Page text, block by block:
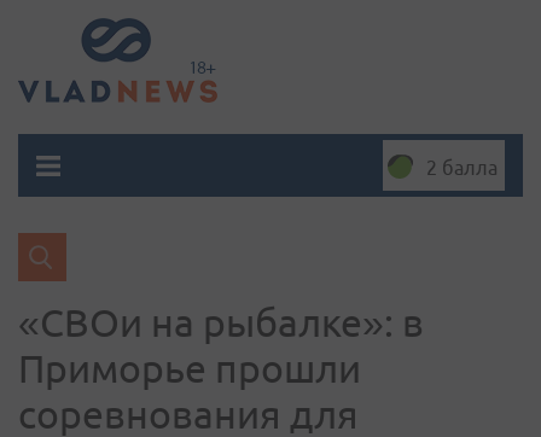
2 балла
«СВОи на рыбалке»: в
Приморье прошли
соревнования для